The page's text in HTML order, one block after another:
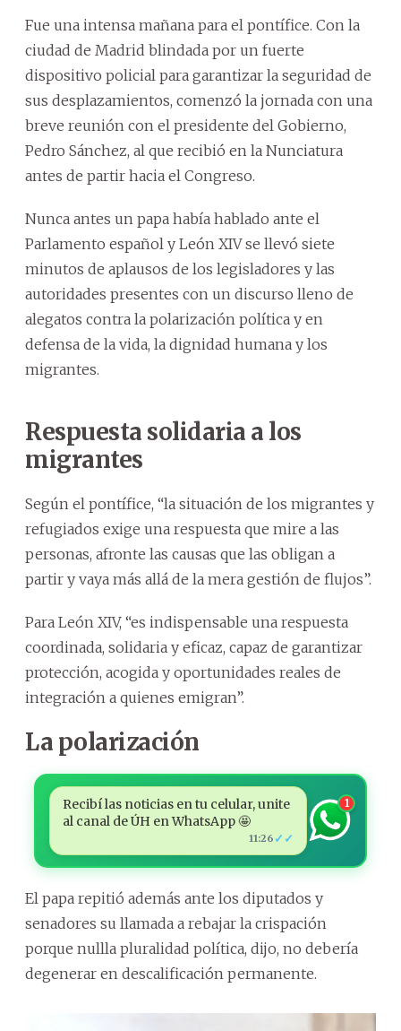
Fue una intensa mañana para el pontífice. Con la
ciudad de Madrid blindada por un fuerte
dispositivo policial para garantizar la seguridad de
sus desplazamientos, comenzó la jornada con una
breve reunión con el presidente del Gobierno,
Pedro Sánchez, al que recibió en la Nunciatura
antes de partir hacia el Congreso.
Nunca antes un papa había hablado ante el
Parlamento español y León XIV se llevó siete
minutos de aplausos de los legisladores y las
autoridades presentes con un discurso lleno de
alegatos contra la polarización política y en
defensa de la vida, la dignidad humana y los
migrantes.
Respuesta solidaria a los
migrantes
Según el pontífice, “la situación de los migrantes y
refugiados exige una respuesta que mire a las
personas, afronte las causas que las obligan a
partir y vaya más allá de la mera gestión de flujos”.
Para León XIV, “es indispensable una respuesta
coordinada, solidaria y eficaz, capaz de garantizar
protección, acogida y oportunidades reales de
integración a quienes emigran”.
La polarización
Recibí las noticias en tu celular, unite
al canal de ÚH en WhatsApp 🤩
11:26 ✓✓
1
El papa repitió además ante los diputados y
senadores su llamada a rebajar la crispación
porque nullla pluralidad política, dijo, no debería
degenerar en descalificación permanente.